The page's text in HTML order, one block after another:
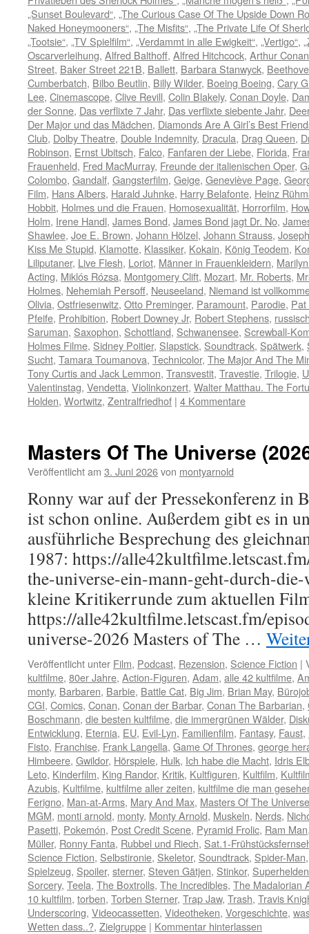
„Sunset Boulevard“, „The Curious Case Of The Upside Down
Naked Honeymooners“, „The Misfits“, „The Private Life Of
„Tootsie“, „TV Spielfilm“, „Verdammt in alle Ewigkeit“, „Vertigo“,
Oscarverleihung, Alfred Balthoff, Alfred Hitchcock, Arthur
Street, Baker Street 221B, Ballett, Barbara Stanwyck,
Cumberbatch, Bilbo Beutlin, Billy Wilder, Boeing Boeing, Cary
Lee, Cinemascope, Clive Revill, Colin Blakely, Conan Doyle,
der Sonne, Das verflixte 7 Jahr, Das verflixte siebente Jahr,
Der Major und das Mädchen, Diamonds Are A Girl’s Best
Club, Dolby Theatre, Double Indemnity, Dracula, Drag Queen,
Robinson, Ernst Ubitsch, Falco, Fanfaren der Liebe, Florida,
Frauenheld, Fred MacMurray, Freunde der italienischen Oper,
Colombo, Gandalf, Gangsterfilm, Geige, Geneviève Page,
Film, Hans Albers, Harald Juhnke, Harry Belafonte, Heinz
Hobbit, Holmes und die Frauen, Homosexualität, Horrorfilm,
Holm, Irene Handl, James Bond, James Bond jagt Dr. No,
Shawlee, Joe E. Brown, Johann Hölzel, Johann Strauss,
Kiss Me Stupid, Klamotte, Klassiker, Kokain, König Teodem,
Liliputaner, Live Flesh, Loriot, Männer in Frauenkleidern,
Acting, Miklós Rózsa, Montgomery Clift, Mozart, Mr. Roberts,
Holmes, Nehemiah Persoff, Neuseeland, Niemand ist
Olivia, Ostfriesenwitz, Otto Preminger, Paramount, Parodie,
Pfeife, Prohibition, Robert Downey Jr, Robert Stephens,
Saruman, Saxophon, Schottland, Schwanensee, Screwball-
Holmes Filme, Sidney Poitier, Slapstick, Soundtrack, Spätwerk,
Sucht, Tamara Toumanova, Technicolor, The Major And The
Tony Curtis and Jack Lemmon, Transvestit, Travestie, Trilogie,
Valentinstag, Vendetta, Violinkonzert, Walter Matthau. The
Holden, Wortwitz, Zentralfriedhof | 4 Kommentare
Masters Of The Universe
Veröffentlicht am 3. Juni 2026von montyarnold
Ronny war auf der Pressekonferenz in
ist schon online. Außerdem gibt es in
ausführliche Besprechung des
1987: https://
the-universe-ein-mann-geht-durch-die-
kleine Kritikerrunde zum aktuellen
https://alle42kultfilme.letscast.fm/
universe-2026 Masters of The …
Veröffentlicht unter Film, Podcast, Rezension, Science Fiction |
kultfilme, 80er Jahre, Action-Figuren, Adam, alle 42 kultfilme,
monty, Barbaren, Barbie, Battle Cat, Big Jim, Brian May,
CGI, Comics, Conan, Conan der Barbar, Conan The Barbarian,
Boschmann, die besten kultfilme, die immergrünen Wälder,
Entwicklung, Eternia, EU, Evil-Lyn, Familienfilm, Fantasy, Faust,
Fisto, Franchise, Frank Langella, Game Of Thrones, george
Himbeere, Gwildor, Hörspiele, Hulk, Ich habe die Macht, Idris
Leto, Kinderfilm, King Randor, Kritik, Kultfiguren, Kultfilm,
Azubis, Kultfilme, kultfilme aller zeiten, kultfilme die man
Ferigno, Man-at-Arms, Mary And Max, Masters Of The Universe
MGM, monti arnold, monty, Monty Arnold, Muskeln, Nerds,
Pasetti, Pokemón, Post Credit Scene, Pyramid Frolic, Ram Man
Müller, Ronny Fanta, Rubbel und Riech, Sat.1-
Science Fiction, Selbstironie, Skeletor, Soundtrack, Spider-Man
Spielzeug, Spoiler, sterner, Steven Gätjen, Stinkor,
Sorcery, Teela, The Boxtrolls, The Incredibles, The Madalorian
10 kultfilm, torben, Torben Sterner, Trap Jaw, Trash, Travis
Underscoring, Videocassetten, Videotheken, Vorgeschichte,
Wetten dass..?, Zielgruppe | Kommentar hinterlassen